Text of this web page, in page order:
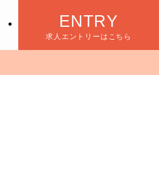
ENTRY
求人エントリーはこちら